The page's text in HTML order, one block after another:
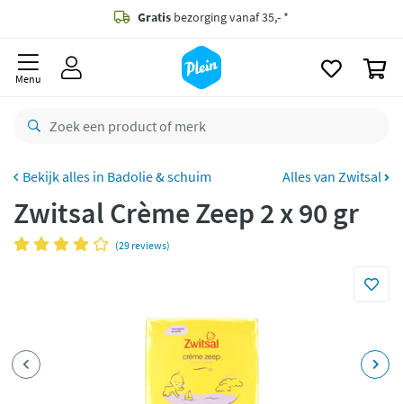
Gratis bezorging vanaf 35,- *
besteld,
retourneren
CO2 neutraal
Betaal met Klarna
Menu
Badolie & schuim Alles van Zwitsal
Zwitsal Crème Zeep 2 x 90 gr
(29 reviews)